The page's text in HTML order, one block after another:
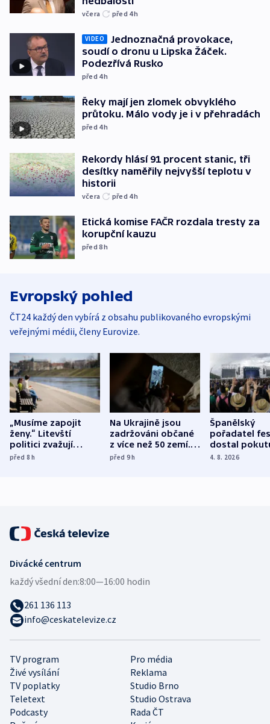
včera před 4h
VIDEO
Jednoznačná provokace,
soudí o dronu u Lipska Žáček.
Podezřívá Rusko
před 4h
Řeky mají jen zlomek obvyklého
průtoku. Málo vody je i v přehradách
před 4h
Rekordy hlásí 91 procent stanic, tři
desítky naměřily nejvyšší teplotu v
historii
včera před 4h
Etická komise FAČR rozdala tresty za
korupční kauzu
před 8h
Evropský pohled
ČT24 každý den vybírá z obsahu publikovaného evropskými
veřejnými médii, členy Eurovize.
„Musíme zapojit
ženy.“ Litevští
politici zvažují
dohodu o
před 8h
Na Ukrajině jsou
zadržováni občané
z více než 50 zemí.
Bojovali na straně
před 9h
Španělský
pořadatel
dostal
nekalé
4. 8. 2026
TV program
Pro média
Živé vysílání
Reklama
TV poplatky
Studio Brno
Teletext
Studio Ostrava
Podcasty
Rada ČT
Divácké centrum
každý všední den:8:00—16:00 hodin
261 136 113
info@ceskatelevize.cz